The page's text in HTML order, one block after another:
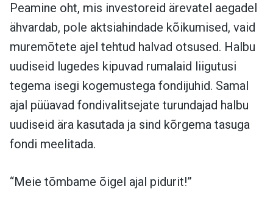
Peamine oht, mis investoreid ärevatel aegadel
ähvardab, pole aktsiahindade kõikumised, vaid
muremõtete ajel tehtud halvad otsused. Halbu
uudiseid lugedes kipuvad rumalaid liigutusi
tegema isegi kogemustega fondijuhid. Samal
ajal püüavad fondivalitsejate turundajad halbu
uudiseid ära kasutada ja sind kõrgema tasuga
fondi meelitada.
“Meie tõmbame õigel ajal pidurit!”